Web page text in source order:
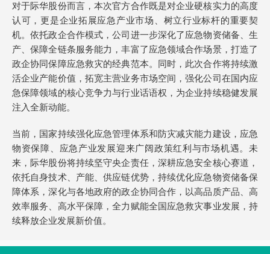
对于际华股份而言，本次官方合作既是对企业硬核实力的高度
认可，更是企业拓展应急产业市场、树立行业标杆的重要契
机。依托政企合作模式，公司进一步深化了应急物资储备、生
产、保障全链条服务能力，丰富了应急领域合作场景，打造了
政企协同保障应急救灾的经典范本。同时，此次合作将持续激
活企业产能价值，拓宽主营业务市场空间，强化公司在国内应
急保障领域的核心竞争力与行业话语权，为企业持续稳健发展
注入全新动能。
当前，国家持续强化应急管理体系和防灾减灾能力建设，应急
物资保障、应急产业发展迎来广阔政策红利与市场机遇。未
来，际华股份将持续坚守央企责任，深耕应急安全核心赛道，
依托自身技术、产能、供应链优势，持续优化应急物资储备保
障体系，深化与各地政府的政企协同合作，以高品质产品、高
效率服务、高水平保障，全力赋能全国应急救灾事业发展，持
续释放企业发展新价值。